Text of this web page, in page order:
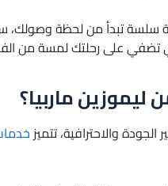
سلسة تبدأ من لحظة
تضفي على رحلتك لمسة من
ليموزين ماربيا؟
والاحترافية، تتميز